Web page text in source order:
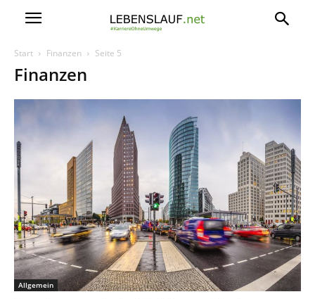
Start Finanzen Seite 5
Finanzen
Allgemein